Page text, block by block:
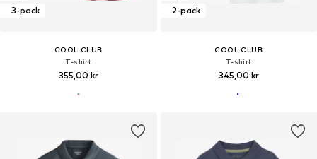
3-pack
COOL CLUB
T-shirt
355,00 kr
2-pack
COOL CLUB
T-shirt
345,00 kr